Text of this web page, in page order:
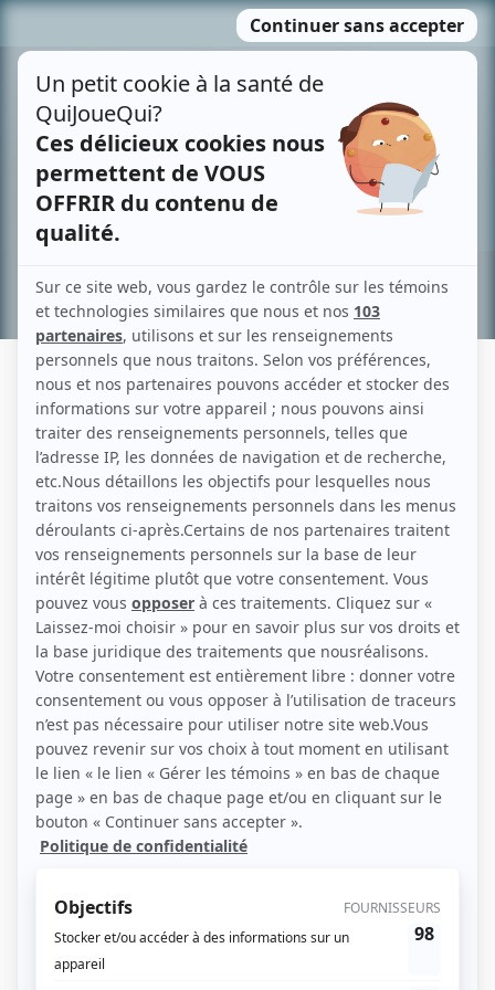
MENU
contenu
Recherche avancée »
MIA TINAYRE
(Source: Pierre Manning / TVA)
Liens
Fiche de Mia Tinayre sur Showbizz.net